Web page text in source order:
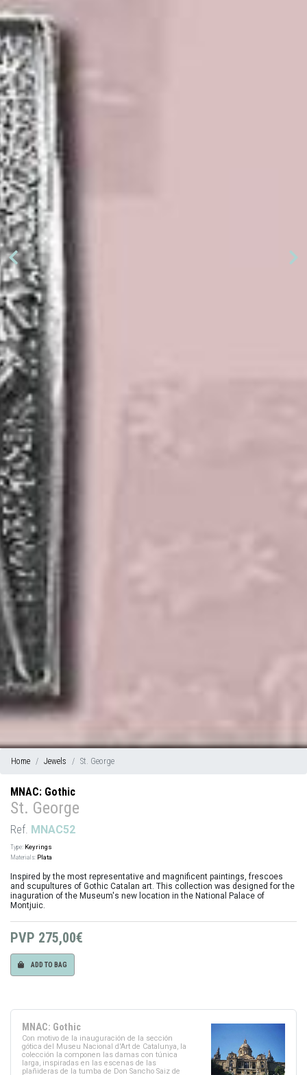
Home Jewels St. George
MNAC: Gothic
St. George
Ref. MNAC52
Type: Keyrings
Materials: Plata
Inspired by the most representative and magnificent paintings, frescoes
and scupultures of Gothic Catalan art. This collection was designed for the
inaguration of the Museum's new location in the National Palace of
Montjuic.
PVP 275,00€
ADD TO BAG
MNAC: Gothic
Con motivo de la inauguración de la sección
gótica del Museu Nacional d'Art de Catalunya, la
colección la componen las damas con túnica
larga, inspiradas en las escenas de las
plañideras de la tumba de Don Sancho Saiz de